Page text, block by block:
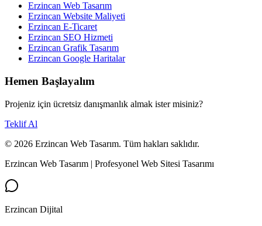
Erzincan Web Tasarım
Erzincan Website Maliyeti
Erzincan E-Ticaret
Erzincan SEO Hizmeti
Erzincan Grafik Tasarım
Erzincan Google Haritalar
Hemen Başlayalım
Projeniz için ücretsiz danışmanlık almak ister misiniz?
Teklif Al
© 2026 Erzincan Web Tasarım. Tüm hakları saklıdır.
Erzincan Web Tasarım | Profesyonel Web Sitesi Tasarımı
Erzincan Dijital